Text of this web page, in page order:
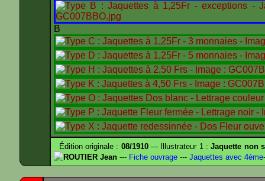
B
Édition originale : 08/1910--- Illustrateur 1 :Jaquette non
ROUTIER Jean --- Fiche ouvrage --- Jaquettes avec 4ème